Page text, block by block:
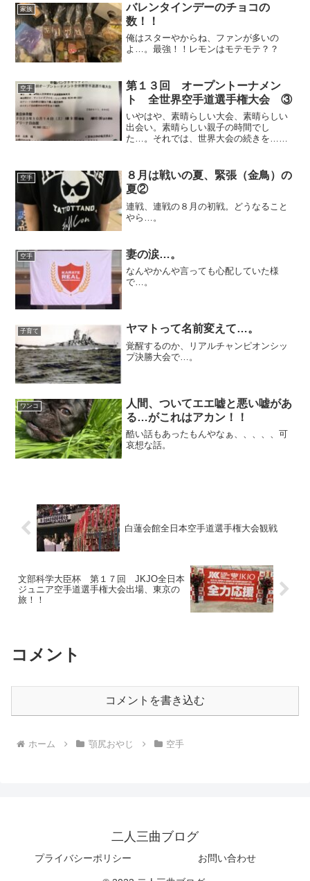
家族
バレンタインデーのチョコの
数！！
俺はスターやからね、ファンが多いの
よ…。最強！！レモンはモテモテ？？
空手
第１３回 オープントーナメン
ト 全世界空手道選手権大会 ③
いやはや、素晴らしい大会、素晴らしい
出会い。素晴らしい親子の時間でし
た…。それでは、世界大会の続きを…。
ら少年部の演舞やら、初日の前半に争わ
れた、型の世界王者による型の...
空手
８月は戦いの夏、緊張（金鳥）の
夏②
連戦、連戦の８月の初戦。どうなること
やら…。
空手 妻の涙…。
なんやかんや言っても心配していた様
で…。
子育て ヤマトって名前変えて…。
覚醒するのか、リアルチャンピオンシッ
プ決勝大会で…。
ワンコ
人間、ついてエエ嘘と悪い嘘があ
る…がこれはアカン！！
酷い話もあったもんやなぁ、、、、、可
哀想な話。
白蓮会館全日本空手道選手権大会観戦
文部科学大臣杯 第１７回 JKJO全日本
ジュニア空手道選手権大会出場、東京の
旅！！
コメント
コメントを書き込む
ホーム 顎尻おやじ 空手
二人三曲ブログ
プライバシーポリシー お問い合わせ